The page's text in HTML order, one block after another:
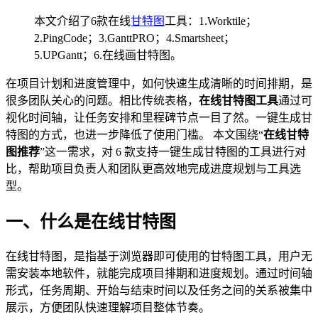
本文介绍了6款在线甘特图 工具：1.Worktile；
2.PingCode；3.GanttPRO；4.Smartsheet；
5.UPGantt；6.在线画甘特图。
在项目计划和进度管理中，如何快速生成清晰的时间排期，是
很多团队关心的问题。相比传统表格， 在线甘特图工具通过可
视化时间轴，让任务安排和里程碑节点一目了然。一键生成甘
特图的方式，也进一步降低了使用门槛。 本文围绕“在线甘特
图推荐”这一需求，对 6 款支持一键生成甘特图的工具进行对
比，帮助项目负责人和团队更高效地完成进度规划与工具选
型。
一、什么是在线甘特图
在线甘特图，是指基于浏览器即可使用的甘特图工具，用户无
需安装本地软件，就能完成项目排期和进度规划。通过时间轴
形式，任务周期、开始与结束时间以及任务之间的关系被集中
展示，方便团队快速理解项目整体节奏。